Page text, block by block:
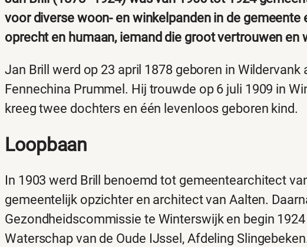
voor diverse woon- en winkelpanden in de gemeente
oprecht en humaan, iemand die groot vertrouwen en
Jan Brill werd op 23 april 1878 geboren in
Fennechina Prummel. Hij trouwde op 6 juli 1909 in
kreeg twee dochters en één levenloos geboren kind.
Loopbaan
In 1903 werd Brill benoemd tot gemeentearchitect
gemeentelijk opzichter en architect van Aalten.
Gezondheidscommissie te Winterswijk en begin
Waterschap van de Oude IJssel, Afdeling